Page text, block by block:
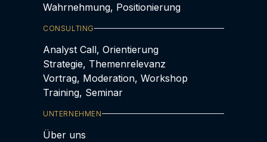
Wahrnehmung, Positionierung
CONSULTING
Analyst Call, Orientierung
Strategie, Themenrelevanz
Vortrag, Moderation, Workshop
Training, Seminar
UNTERNEHMEN
Über uns